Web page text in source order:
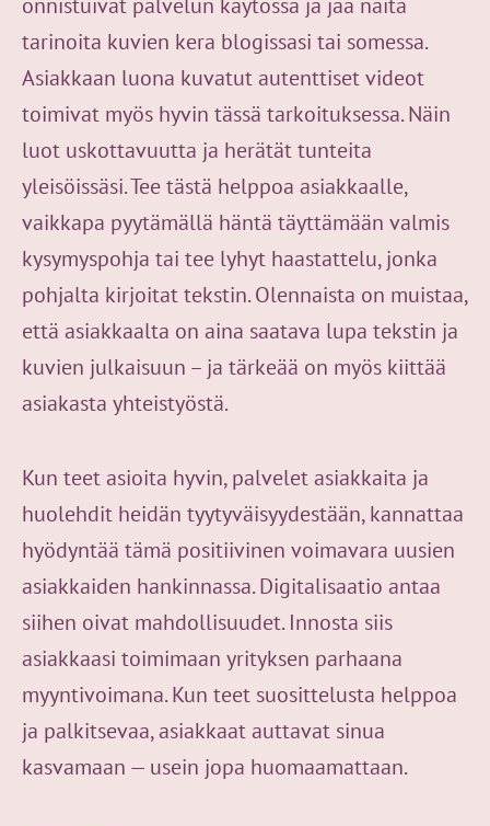
onnistuivat palvelun käytössä ja jaa näitä
tarinoita kuvien kera blogissasi tai somessa.
Asiakkaan luona kuvatut autenttiset videot
toimivat myös hyvin tässä tarkoituksessa. Näin
luot uskottavuutta ja herätät tunteita
yleisöissäsi. Tee tästä helppoa asiakkaalle,
vaikkapa pyytämällä häntä täyttämään valmis
kysymyspohja tai tee lyhyt haastattelu, jonka
pohjalta kirjoitat tekstin. Olennaista on muistaa,
että asiakkaalta on aina saatava lupa tekstin ja
kuvien julkaisuun – ja tärkeää on myös kiittää
asiakasta yhteistyöstä.
Kun teet asioita hyvin, palvelet asiakkaita ja
huolehdit heidän tyytyväisyydestään, kannattaa
hyödyntää tämä positiivinen voimavara uusien
asiakkaiden hankinnassa. Digitalisaatio antaa
siihen oivat mahdollisuudet. Innosta siis
asiakkaasi toimimaan yrityksen parhaana
myyntivoimana. Kun teet suosittelusta helppoa
ja palkitsevaa, asiakkaat auttavat sinua
kasvamaan — usein jopa huomaamattaan.